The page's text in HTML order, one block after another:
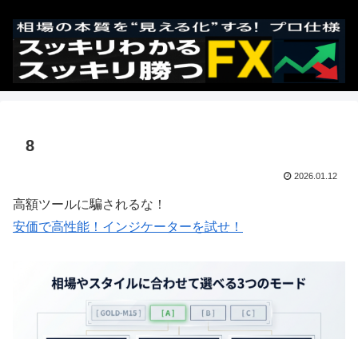
8
2026.01.12
高額ツールに騙されるな！
安価で高性能！インジケーターを試せ！